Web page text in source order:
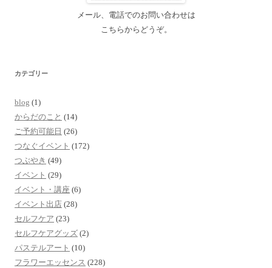
メール、電話でのお問い合わせは
こちらからどうぞ。
カテゴリー
blog (1)
からだのこと (14)
ご予約可能日 (26)
つなぐイベント (172)
つぶやき (49)
イベント (29)
イベント・講座 (6)
イベント出店 (28)
セルフケア (23)
セルフケアグッズ (2)
パステルアート (10)
フラワーエッセンス (228)